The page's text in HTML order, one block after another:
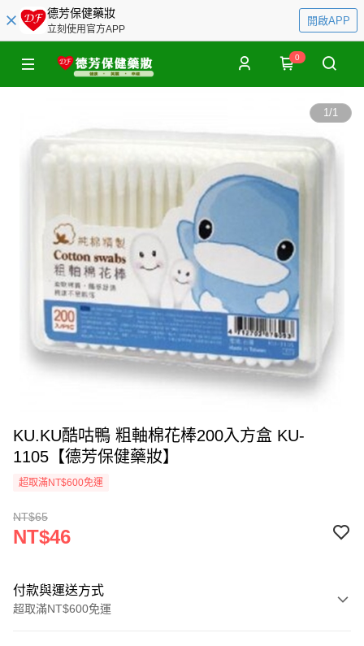
德芳保健藥妝
立刻使用官方APP
開啟APP
0
1/1
KU.KU酷咕鴨 粗軸棉花棒200入方盒 KU-
1105【德芳保健藥妝】
超取滿NT$600免運
NT$65
NT$46
付款與運送方式
超取滿NT$600免運